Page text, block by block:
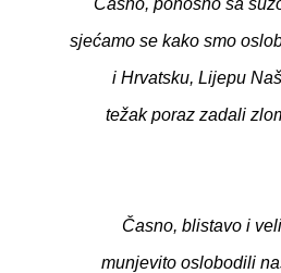
Časno, ponosno sa
sjećamo se kako smo
i Hrvatsku, Lijepu
težak poraz zadali
Časno, blistavo i
munjevito oslobodili